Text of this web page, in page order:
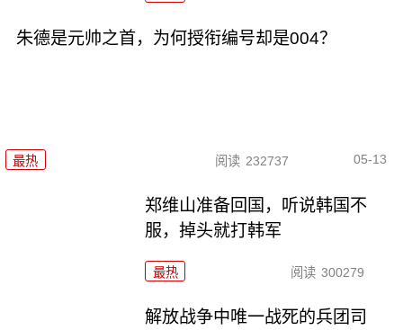
朱德是元帅之首，为何授衔编号却是004？
最热 阅读 232737 05-13
郑维山准备回国，听说韩国不
服，掉头就打韩军
最热 阅读 300279
解放战争中唯一战死的兵团司